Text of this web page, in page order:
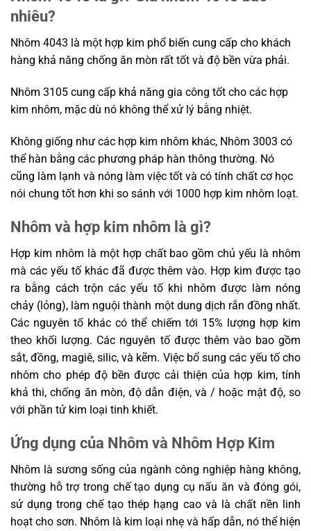
nhiêu?
Nhôm 4043 là một hợp kim phổ biến cung cấp cho khách
hàng khả năng chống ăn mòn rất tốt và độ bền vừa phải.
Nhôm 3105 cung cấp khả năng gia công tốt cho các hợp
kim nhôm, mặc dù nó không thể xử lý bằng nhiệt.
Không giống như các hợp kim nhôm khác, Nhôm 3003 có
thể hàn bằng các phương pháp hàn thông thường. Nó
cũng làm lạnh và nóng làm việc tốt và có tính chất cơ học
nói chung tốt hơn khi so sánh với 1000 hợp kim nhôm loạt.
Nhôm và hợp kim nhôm là gì?
Hợp kim nhôm là một hợp chất bao gồm chủ yếu là nhôm
mà các yếu tố khác đã được thêm vào. Hợp kim được tạo
ra bằng cách trộn các yếu tố khi nhôm được làm nóng
chảy (lỏng), làm nguội thành một dung dịch rắn đồng nhất.
Các nguyên tố khác có thể chiếm tới 15% lượng hợp kim
theo khối lượng. Các nguyên tố được thêm vào bao gồm
sắt, đồng, magiê, silic, và kẽm. Việc bổ sung các yếu tố cho
nhôm cho phép độ bền được cải thiện của hợp kim, tính
khả thi, chống ăn mòn, độ dẫn điện, và / hoặc mật độ, so
với phần tử kim loại tinh khiết.
Ứng dụng của Nhôm và Nhôm Hợp Kim
Nhôm là sương sống của ngành công nghiệp hàng không,
thường hỗ trợ trong chế tạo dụng cụ nấu ăn và đóng gói,
sử dụng trong chế tạo thép hạng cao và là chất nền linh
hoạt cho sơn. Nhôm là kim loại nhẹ và hấp dẫn, nó thể hiện